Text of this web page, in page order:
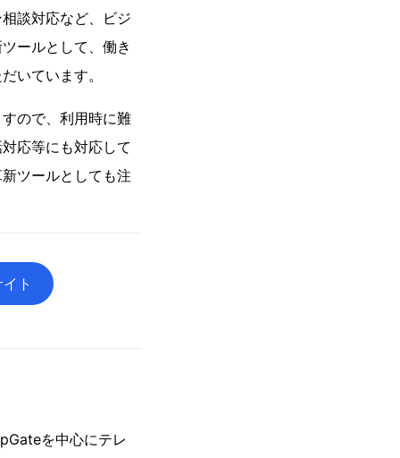
談対応など、ビジ
ールとして、働き
いています。
ので、利用時に難
応等にも対応して
ツールとしても注
ト
を中心にテレ